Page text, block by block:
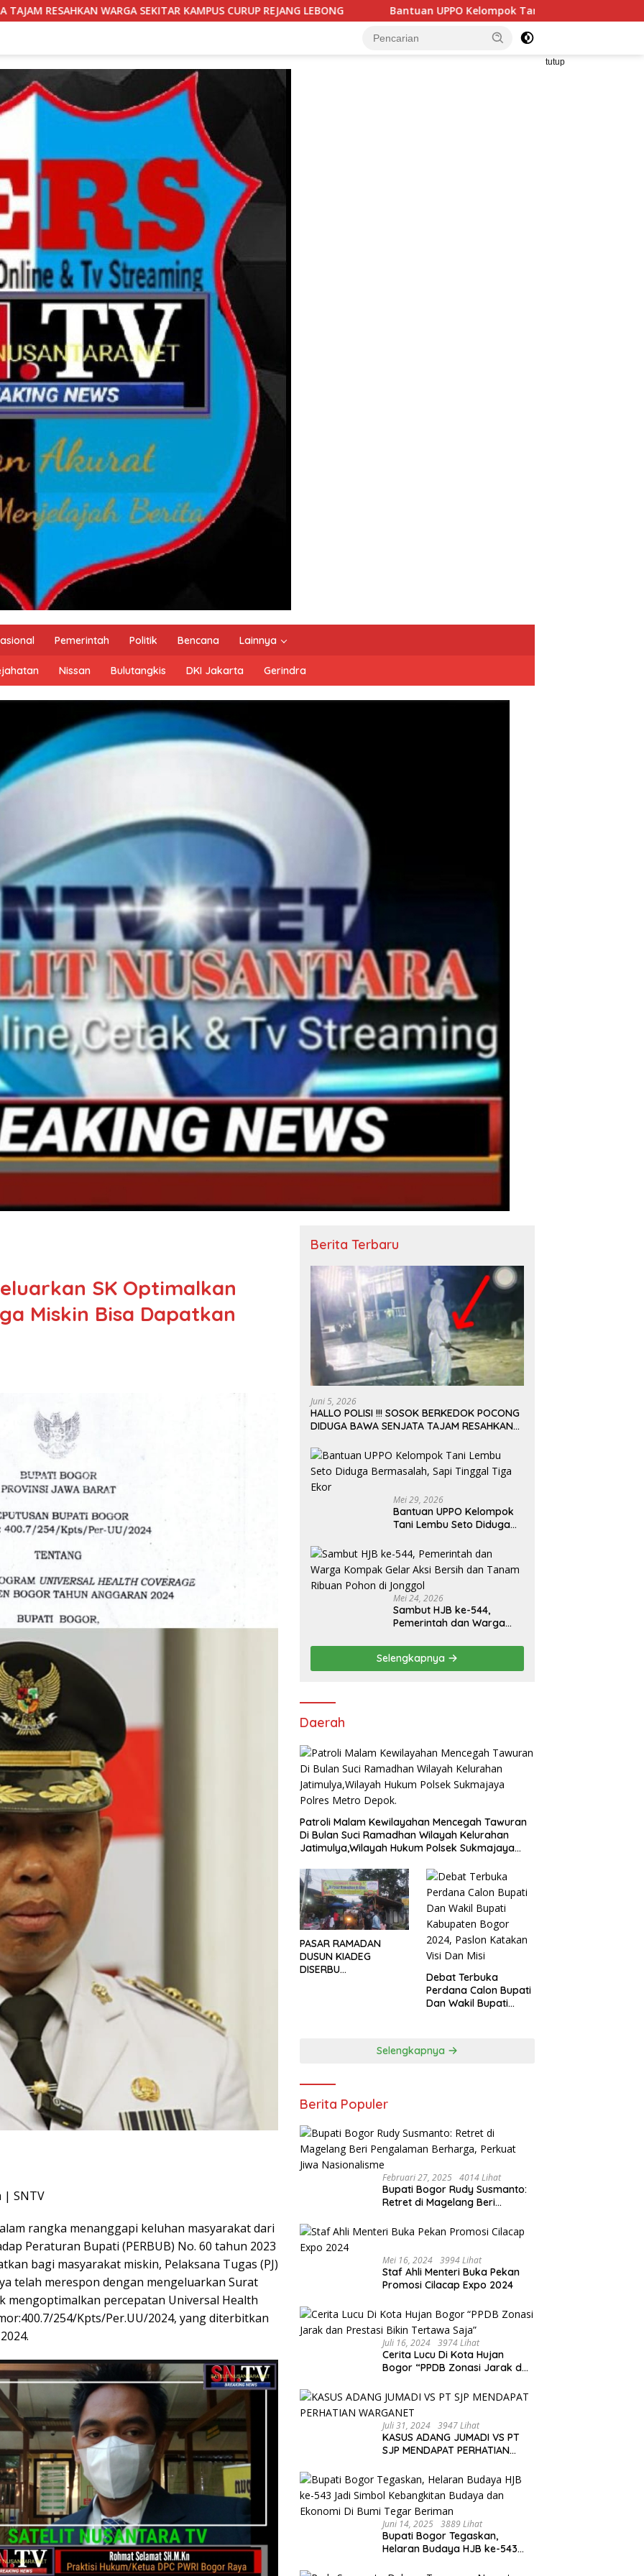
KAMPUS CURUP REJANG LEBONG Bantuan UPPO Kelompok Tani Lembu Seto Diduga Bermasalah, Sapi Tinggal Tiga
tutup
Pemerintah Politik Bencana Lainnya
Nissan Bulutangkis DKI Jakarta Gerindra
SK Optimalkan
Miskin Bisa Dapatkan
| SNTV
rangka menanggapi keluhan masyarakat dari
Peraturan Bupati (PERBUB) No. 60 tahun 2023
bagi masyarakat miskin, Pelaksana Tugas (PJ)
telah merespon dengan mengeluarkan Surat
mengoptimalkan percepatan Universal Health
254/Kpts/Per.UU/2024, yang diterbitkan
Berita Terbaru
Juni 5, 2026
HALLO POLISI !!! SOSOK BERKEDOK POCONG
DIDUGA BAWA SENJATA TAJAM RESAHKAN
LEBONG
Mei 29, 2026
Bantuan UPPO Kelompok
Tani Lembu Seto Diduga
Tiga Ekor
Mei 24, 2026
Sambut HJB ke-544,
Pemerintah dan Warga
dan Tanam Ribuan Pohon
di Jonggol
Selengkapnya
Daerah
Patroli Malam Kewilayahan Mencegah Tawuran
Di Bulan Suci Ramadhan Wilayah Kelurahan
Jatimulya,Wilayah Hukum Polsek Sukmajaya
PASAR RAMADAN
DUSUN KIADEG
DISERBU
Debat Terbuka
Perdana Calon Bupati
Dan Wakil Bupati
Selengkapnya
Berita Populer
Februari 27, 2025 4014 Lihat
Bupati Bogor Rudy Susmanto:
Retret di Magelang Beri
Jiwa Nasionalisme
Mei 16, 2024 3994 Lihat
Staf Ahli Menteri Buka Pekan
Promosi Cilacap Expo 2024
Juli 16, 2024 3974 Lihat
Cerita Lucu Di Kota Hujan
Bogor “PPDB Zonasi Jarak dan
Juli 31, 2024 3947 Lihat
KASUS ADANG JUMADI VS PT
SJP MENDAPAT PERHATIAN
Juni 14, 2025 3889 Lihat
Bupati Bogor Tegaskan,
Helaran Budaya HJB ke-543